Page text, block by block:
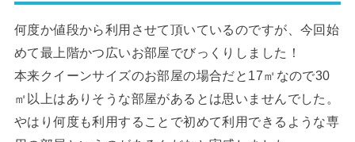
何度か値段から利用させて頂いているのですが、今回始
めて最上階かつ広いお部屋でびっくりしました！
本来クイーンサイズのお部屋の場合だと17㎡なので30
㎡以上はありそうな部屋があるとは思いませんでした。
やはり何度も利用することで初めて利用できるような専